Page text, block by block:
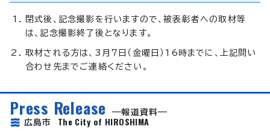
閉式後、記念撮影を行いますので、被表彰者への取材等
は、記念撮影終了後となります。
取材される方は、3月7日（金曜日）16時までに、上記問い
合わせ先までご連絡ください。
Press Release
報道資料
広島市 The City of HIROSHIMA